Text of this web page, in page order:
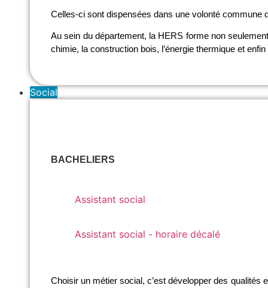
Celles-ci sont dispensées dans une volonté commune
Au sein du département, la HERS forme non
chimie, la construction bois, l’énergie thermique et
Social
BACHELIERS
Assistant social
Assistant social - horaire décalé
Choisir un métier social, c’est développer des